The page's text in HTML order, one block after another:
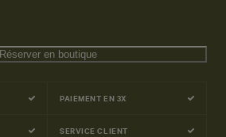
Réserver en boutique
PAIEMENT EN 3X
SERVICE CLIENT